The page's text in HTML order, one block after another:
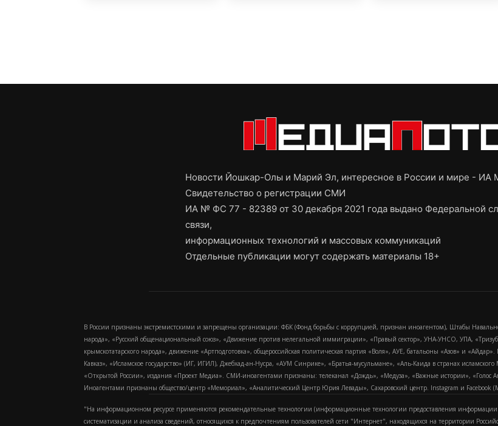
Новости Йошкар-Олы и Марий Эл, интересное в России и мире - ИА
Свидетельство о регистрации СМИ
ИА № ФС 77 - 82389 от 30 декабря 2021 года выдано Федеральной
связи,
информационных технологий и массовых коммуникаций
Отдельные публикации могут содержать материалы 18+
В России признаны экстремистскими и запрещены организации: ФБК (Фонд борьбы с коррупцией, признан иноагентом), Штабы
народа», «Русский общенациональный союз», «Движение против нелегальной иммиграции», «Правый сектор», УНА-УНСО, УПА,
крымскотатарского народа», движение «Артподготовка», общероссийская политическая партия «Воля», АУЕ, батальоны «Азов» и
Кавказ», «Исламское государство» (ИГ, ИГИЛ), Джебхад-ан-Нусра, «АУМ Синрике», «Братья-мусульмане», «Аль-Каида в странах
«Открытой России», издания «Проект Медиа». СМИ-иноагентами признаны: телеканал «Дождь», «Медуза», «Важные истории», «Голос
Иноагентами признаны общество/центр «Мемориал», «Аналитический Центр Юрия Левады», Сахаровский центр. Instagram и Facebook
"На информационном ресурсе применяются рекомендательные технологии (информационные технологии предоставления информации
систематизации и анализа сведений, относящихся к предпочтениям пользователей сети "Интернет", находящихся на территории